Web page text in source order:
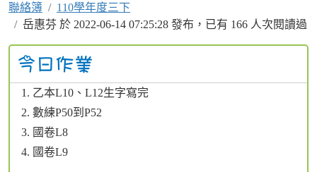
聯絡簿
110學年度三下
岳惠芬 於 2022-06-14 07:25:28 發布，已有 166 人次閱讀過
乙本L10、L12生字寫完
數練P50到P52
國卷L8
國卷L9